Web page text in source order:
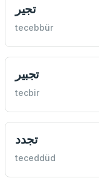
تجير
tecebbür
تجبير
tecbir
تجدد
teceddüd